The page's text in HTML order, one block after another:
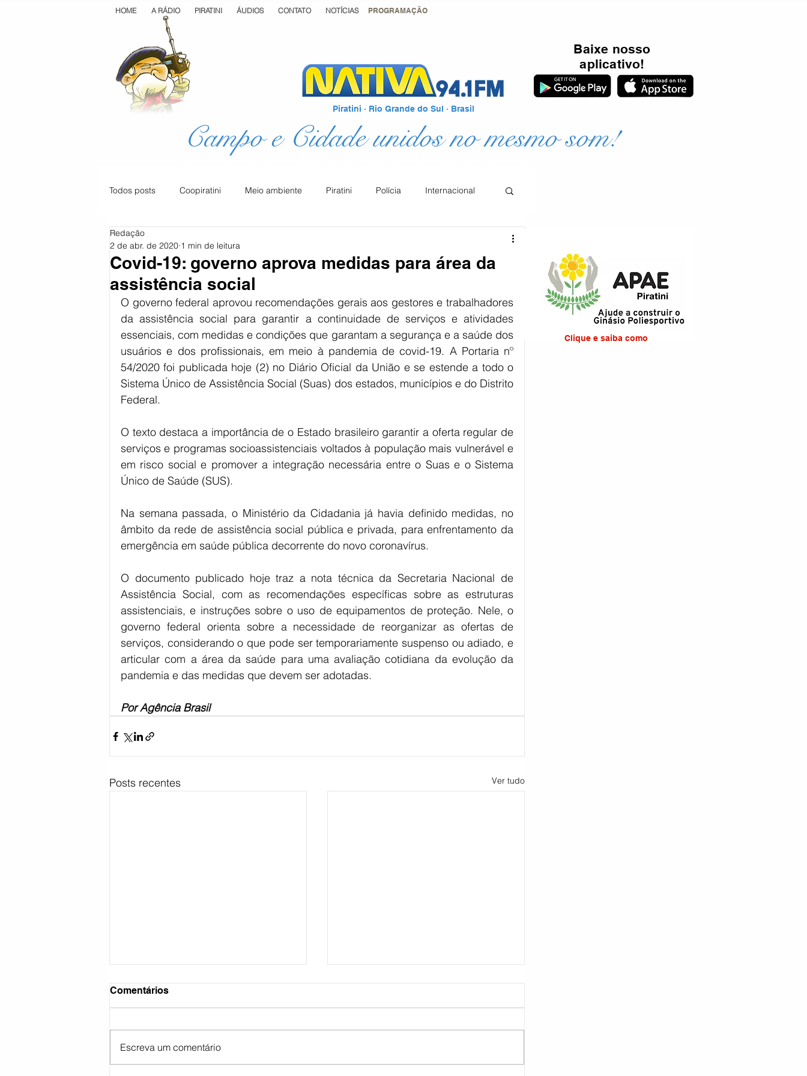
Campo e Cidade unidos no mesmo som!
Piratini · Rio Grande do Sul · Brasil
HOME A RÁDIO PIRATINI ÁUDIOS CONTATO NOTÍCIAS PROGRAMAÇÃO
Baixe nosso
aplicativo!
Todos posts Coopiratini Meio ambiente Piratini Polícia Internacional
Geral
Coronavírus Política
Esportes
Covid-19: governo aprova medidas para área da
assistência social
Redação
2 de abr. de 2020 1 min de leitura
O governo federal aprovou recomendações gerais aos gestores e trabalhadores
da assistência social para garantir a continuidade de serviços e atividades
essenciais, com medidas e condições que garantam a segurança e a saúde dos
usuários e dos profissionais, em meio à pandemia de covid-19. A Portaria nº
54/2020 foi publicada hoje (2) no Diário Oficial da União e se estende a todo o
Sistema Único de Assistência Social (Suas) dos estados, municípios e do Distrito
Federal.
O texto destaca a importância de o Estado brasileiro garantir a oferta regular de
serviços e programas socioassistenciais voltados à população mais vulnerável e
em risco social e promover a integração necessária entre o Suas e o Sistema
Único de Saúde (SUS).
Na semana passada, o Ministério da Cidadania já havia definido medidas, no
âmbito da rede de assistência social pública e privada, para enfrentamento da
emergência em saúde pública decorrente do novo coronavírus.
O documento publicado hoje traz a nota técnica da Secretaria Nacional de
Assistência Social, com as recomendações específicas sobre as estruturas
assistenciais, e instruções sobre o uso de equipamentos de proteção. Nele, o
governo federal orienta sobre a necessidade de reorganizar as ofertas de
serviços, considerando o que pode ser temporariamente suspenso ou adiado, e
articular com a área da saúde para uma avaliação cotidiana da evolução da
pandemia e das medidas que devem ser adotadas.
Por Agência Brasil
Posts recentes Ver tudo
Comentários
Escreva um comentário
Clique e saiba como